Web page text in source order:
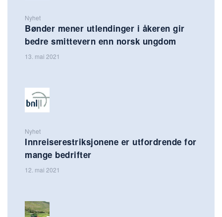
Nyhet
Bønder mener utlendinger i åkeren gir
bedre smittevern enn norsk ungdom
13. mai 2021
Nyhet
Innreiserestriksjonene er utfordrende for
mange bedrifter
12. mai 2021